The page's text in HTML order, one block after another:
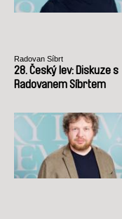
Radovan Síbrt
28. Český lev: Diskuze s
Radovanem Síbrtem